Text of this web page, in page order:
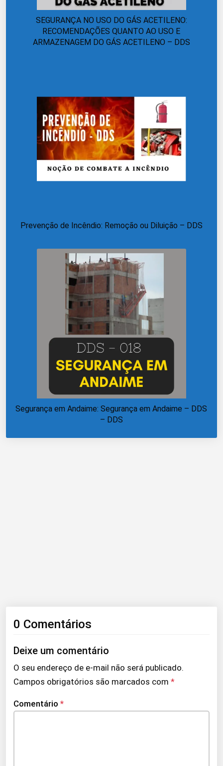
SEGURANÇA NO USO DO GÁS ACETILENO:
RECOMENDAÇÕES QUANTO AO USO E
ARMAZENAGEM DO GÁS ACETILENO – DDS
Prevenção de Incêndio: Remoção ou Diluição – DDS
Segurança em Andaime: Segurança em Andaime – DDS
– DDS
0 Comentários
Deixe um comentário
O seu endereço de e-mail não será publicado.
Campos obrigatórios são marcados com *
Comentário *